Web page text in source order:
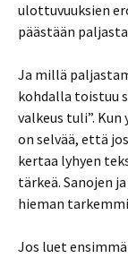
ulottuvuuksien
päästään
Ja millä
kohdalla toistuu
valkeus tuli”.
on selvää, että
kertaa lyhyen
tärkeä. Sanojen
hieman
Jos luet